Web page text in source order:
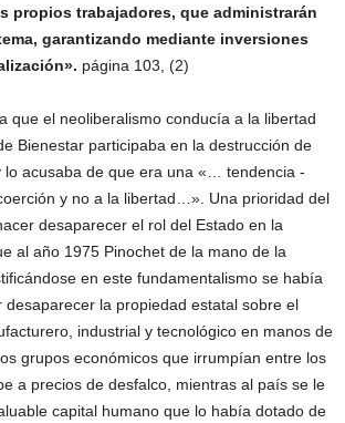
propios trabajadores, que administrarán
garantizando mediante inversiones
página 103, (2)
que el neoliberalismo conducía a la libertad
Bienestar participaba en la destrucción de
lo acusaba de que era una «… tendencia -
y no a la libertad…». Una prioridad del
desaparecer el rol del Estado en la
al año 1975 Pinochet de la mano de la
en este fundamentalismo se había
desaparecer la propiedad estatal sobre el
industrial y tecnológico en manos de
grupos económicos que irrumpían entre los
a precios de desfalco, mientras al país se le
capital humano que lo había dotado de